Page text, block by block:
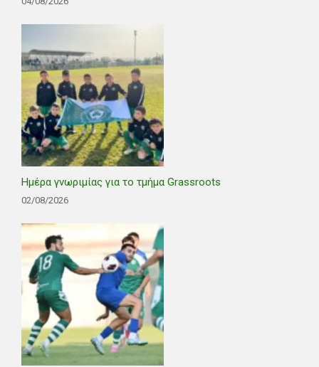
Ημέρα γνωριμίας για το τμήμα Grassroots
02/08/2026